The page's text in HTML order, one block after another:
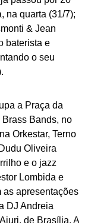
na quarta (31/7);
& Jean
baterista e
o seu
a Praça da
Bands, no
Orkestar, Terno
Oliveira
e o jazz
Lombida e
as apresentações
DJ Andreia
de Brasília. A